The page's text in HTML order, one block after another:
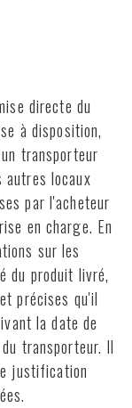
directe du
à disposition,
transporteur
autres locaux
par l'acheteur
en charge. En
sur les
du produit livré,
précises qu'il
la date de
transporteur. Il
justification